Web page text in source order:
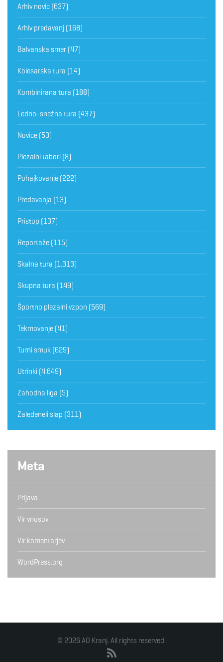
Arhiv novic (637)
Arhiv predavanj (168)
Balvanska smer (47)
Kolesarska tura (14)
Kombinirana tura (188)
Ledno-snežna tura (437)
Novice (53)
Plezalni tabori (8)
Pohajkovanje (222)
Predavanja (13)
Pristop (137)
Reportaže (115)
Skalna tura (1.313)
Skupna tura (149)
Športno plezalni vzpon (569)
Tekmovanje (41)
Turni smuk (629)
Utrinki (4.649)
Zahodna liga (5)
Zaledeneli slap (311)
Meta
Prijava
Vir vnosov
Vir komentarjev
WordPress.org
© 2026 AO Kranj. All rights reserved.